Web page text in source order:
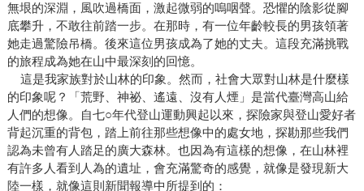
無垠的深淵，風吹過橋面，激起微弱的嗚咽聲。恐懼的陰影從腳
底攀升，不敢往前踏一步。在那時，有一位年齡較長的男孩領著
她走過驚險吊橋。後來這位男孩成為了她的丈夫。這段充滿挑戰
的旅程成為她在山中最深刻的回憶。
這是我家族對於山林的印象。然而，社會大眾對山林是什麼樣
的印象呢？「荒野、神祕、遙遠、沒有人煙」是當代臺灣高山給
人們的想像。自七○年代登山運動興起以來，探險家與登山愛好者
背起沉重的背包，踏上前往那些想像中的處女地，探勘那些我們
認為未曾有人踏足的廣大森林。也因為有這樣的想像，在山林裡
有許多人看到人為的遺址，會充滿驚奇的感覺，就像是發現新大
陸一樣，就像這則新聞報導中所提到的：